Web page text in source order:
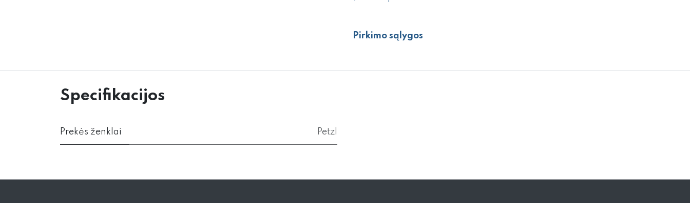
Pirkimo sąlygos
Specifikacijos
Prekės ženklai Petzl